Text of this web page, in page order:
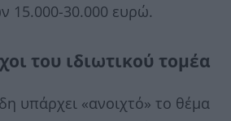
15.000-30.000 ευρώ.
του ιδιωτικού τομέα
υπάρχει «ανοιχτό» το θέμα